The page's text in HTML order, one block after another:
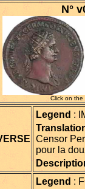
N°
Click on the
Legend :
Censor
pour la
Legend :